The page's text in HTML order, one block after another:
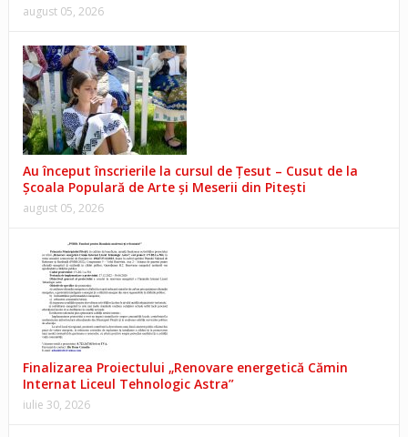
august 05, 2026
Au început înscrierile la cursul de Țesut – Cusut de la
Școala Populară de Arte și Meserii din Pitești
august 05, 2026
Finalizarea Proiectului „Renovare energetică Cămin
Internat Liceul Tehnologic Astra”
iulie 30, 2026